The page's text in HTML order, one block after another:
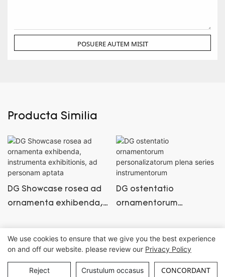
POSUERE AUTEM MISIT
Producta Similia
DG Showcase rosea ad
ornamenta exhibenda,
DG ostentatio
ornamentorum
Iura omnia reservantur © Guangzhou DG Supellectilis Societas, Ltd. |
Index situs
We use cookies to ensure that we give you the best experience
on and off our website. please review our Privacy Policy
Reject Crustulum occasus CONCORDANT